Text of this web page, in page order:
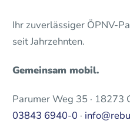
Ihr zuverlässiger ÖPNV-
seit Jahrzehnten.
Gemeinsam mobil.
Parumer Weg 35 · 18273
03843 6940-0 ·